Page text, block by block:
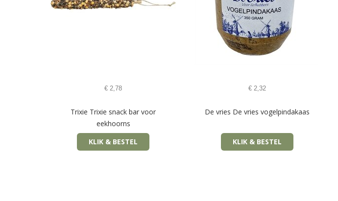
€ 2,78
Trixie Trixie snack bar voor
eekhoorns
KLIK & BESTEL
€ 2,32
De vries De vries vogelpindakaas
KLIK & BESTEL